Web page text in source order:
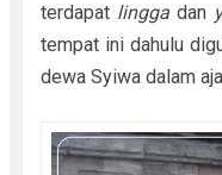
terdapat linggadan
tempat ini dahulu
dewa Syiwa dalam